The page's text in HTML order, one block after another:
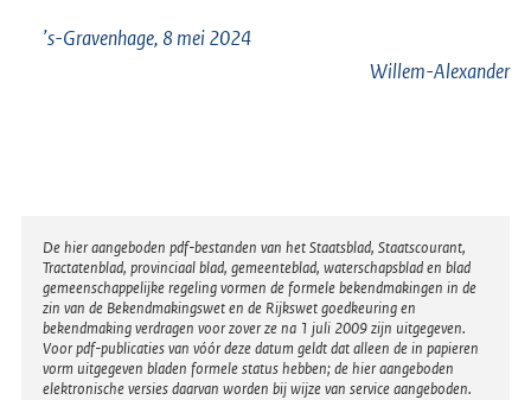
’s-Gravenhage, 8 mei 2024
Willem-Alexander
Disclaimer
De hier aangeboden pdf-bestanden van het Staatsblad, Staatscourant,
Tractatenblad, provinciaal blad, gemeenteblad, waterschapsblad en blad
gemeenschappelijke regeling vormen de formele bekendmakingen in de
zin van de Bekendmakingswet en de Rijkswet goedkeuring en
bekendmaking verdragen voor zover ze na 1 juli 2009 zijn uitgegeven.
Voor pdf-publicaties van vóór deze datum geldt dat alleen de in papieren
vorm uitgegeven bladen formele status hebben; de hier aangeboden
elektronische versies daarvan worden bij wijze van service aangeboden.